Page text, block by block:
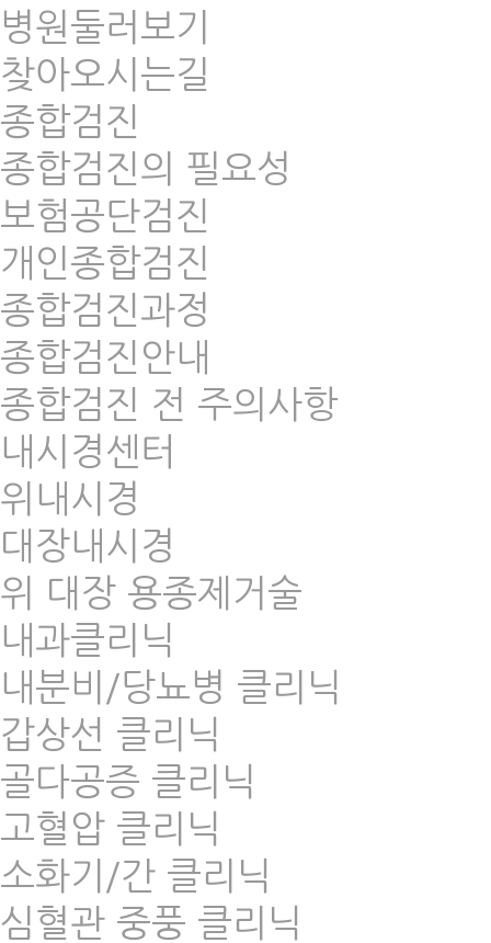
병원둘러보기
찾아오시는길
종합검진
종합검진의 필요성
보험공단검진
개인종합검진
종합검진과정
종합검진안내
종합검진 전 주의사항
내시경센터
위내시경
대장내시경
위 대장 용종제거술
내과클리닉
내분비/당뇨병 클리닉
갑상선 클리닉
골다공증 클리닉
고혈압 클리닉
소화기/간 클리닉
심혈관 중풍 클리닉